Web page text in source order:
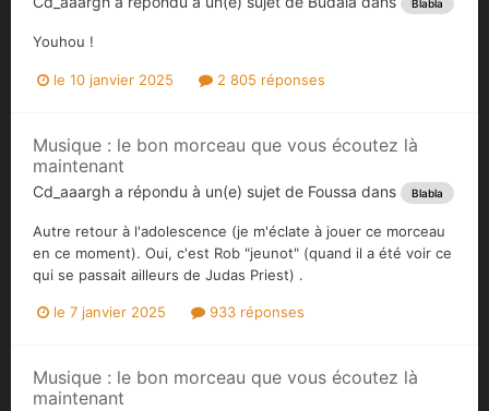
Blabla
Youhou !
le 10 janvier 2025 2 805 réponses
Musique : le bon morceau que vous écoutez là
maintenant
Cd_aaargh a répondu à un(e) sujet de Foussa dans Blabla
Autre retour à l'adolescence (je m'éclate à jouer ce morceau
en ce moment). Oui, c'est Rob "jeunot" (quand il a été voir ce
qui se passait ailleurs de Judas Priest) .
le 7 janvier 2025 933 réponses
Musique : le bon morceau que vous écoutez là
maintenant